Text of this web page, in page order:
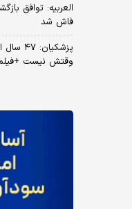
فاش شد
وقتش نیست